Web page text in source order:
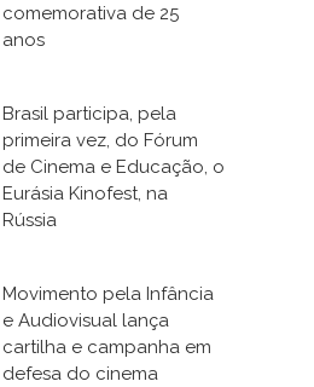
comemorativa de 25
anos
Brasil participa, pela
primeira vez, do Fórum
de Cinema e Educação, o
Eurásia Kinofest, na
Rússia
Movimento pela Infância
e Audiovisual lança
cartilha e campanha em
defesa do cinema